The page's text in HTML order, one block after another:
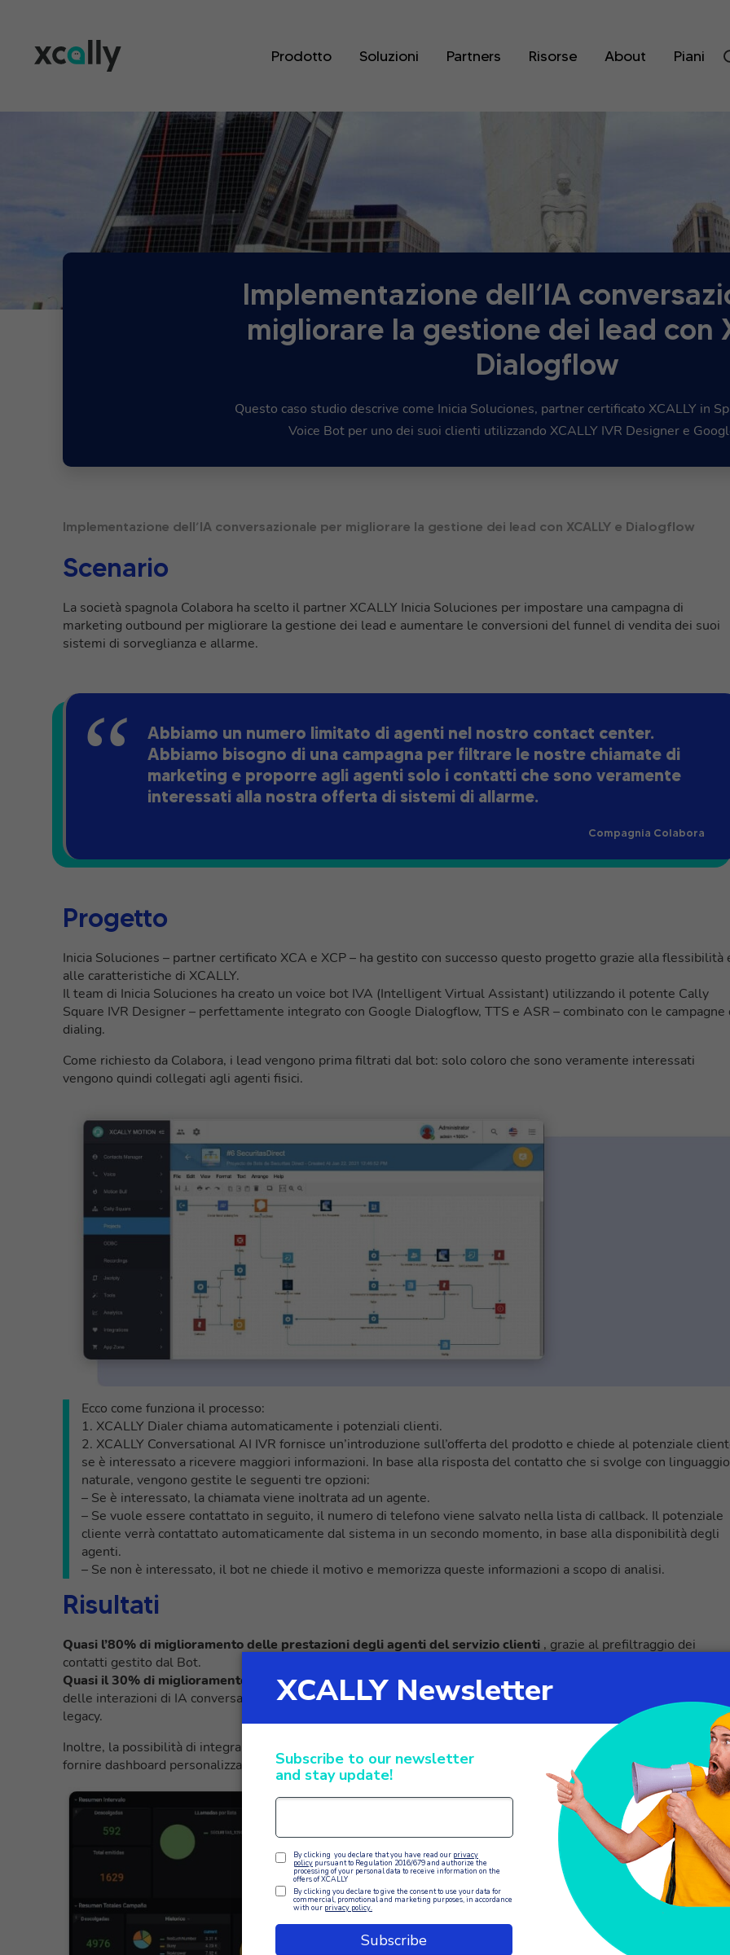
Prodotto Soluzioni Partners Risorse About Piani
Implementazione dell’IA
migliorare la gestione dei lead con
Dialogflow
Questo caso studio descrive come Inicia Soluciones, partner certificato XCALLY in
Voice Bot per uno dei suoi clienti utilizzando XCALLY IVR Designer e
Implementazione dell’IA conversazionale per migliorare la gestione dei lead con XCALLY e Dialogflow
Scenario
La società spagnola Colabora ha scelto il partner XCALLY Inicia Soluciones per impostare una campagna di
marketing outbound per migliorare la gestione dei lead e aumentare le conversioni del funnel di vendita dei suoi
sistemi di sorveglianza e allarme.
Abbiamo un numero limitato di agenti nel nostro contact center.
Abbiamo bisogno di una campagna per filtrare le nostre chiamate di
marketing e proporre agli agenti solo i contatti che sono veramente
interessati alla nostra offerta di sistemi di allarme.
Compagnia Colabora
Progetto
Inicia Soluciones – partner certificato XCA e XCP – ha gestito con successo questo progetto grazie alla flessibilità
alle caratteristiche di XCALLY.
Il team di Inicia Soluciones ha creato un voice bot IVA (Intelligent Virtual Assistant) utilizzando il potente Cally
Square IVR Designer – perfettamente integrato con Google Dialogflow, TTS e ASR – combinato con le campagne
dialing.
Come richiesto da Colabora, i lead vengono prima filtrati dal bot: solo coloro che sono veramente interessati
vengono quindi collegati agli agenti fisici.
Ecco come funziona il processo:
1. XCALLY Dialer chiama automaticamente i potenziali clienti.
2. XCALLY Conversational AI IVR fornisce un’introduzione sull’offerta del prodotto e chiede al potenziale
se è interessato a ricevere maggiori informazioni. In base alla risposta del contatto che si svolge con linguaggio
naturale, vengono gestite le seguenti tre opzioni:
– Se è interessato, la chiamata viene inoltrata ad un agente.
– Se vuole essere contattato in seguito, il numero di telefono viene salvato nella lista di callback. Il potenziale
cliente verrà contattato automaticamente dal sistema in un secondo momento, in base alla disponibilità degli
agenti.
– Se non è interessato, il bot ne chiede il motivo e memorizza queste informazioni a scopo di analisi.
Risultati
Quasi l’80% di miglioramento delle prestazioni degli agenti del servizio clienti , grazie al prefiltraggio dei
contatti gestito dal Bot.
Quasi il 30% di miglioramento nel coinvolgimento iniziale con lead sconosciuti
delle interazioni di IA conversazionale gestite con dialoghi in linguaggio naturale, rispetto a una soluzione IVR
legacy.
Inoltre, la possibilità di integrare XCALLY con Grafana (software di data graphics) ha consentito a Inicia
fornire dashboard personalizzate per soddisfare le specifiche esigenze di reportistica di Colabora.